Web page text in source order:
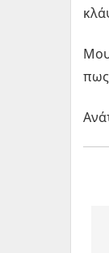
πως